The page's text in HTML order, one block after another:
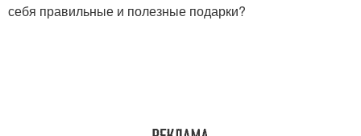
себя правильные и полезные подарки?